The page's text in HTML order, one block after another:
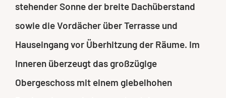
stehender Sonne der breite Dachüberstand
sowie die Vordächer über Terrasse und
Hauseingang vor Überhitzung der Räume. Im
Inneren überzeugt das großzügige
Obergeschoss mit einem giebelhohen